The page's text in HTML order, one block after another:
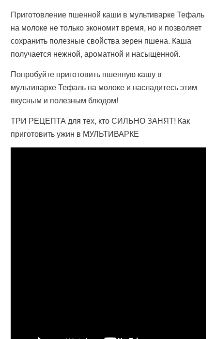
Приготовление пшенной каши в мультиварке Тефаль
на молоке не только экономит время, но и позволяет
сохранить полезные свойства зерен пшена. Каша
получается нежной, ароматной и насыщенной.
Попробуйте приготовить пшенную кашу в
мультиварке Тефаль на молоке и насладитесь этим
вкусным и полезным блюдом!
ТРИ РЕЦЕПТА для тех, кто СИЛЬНО ЗАНЯТ! Как
приготовить ужин в МУЛЬТИВАРКЕ